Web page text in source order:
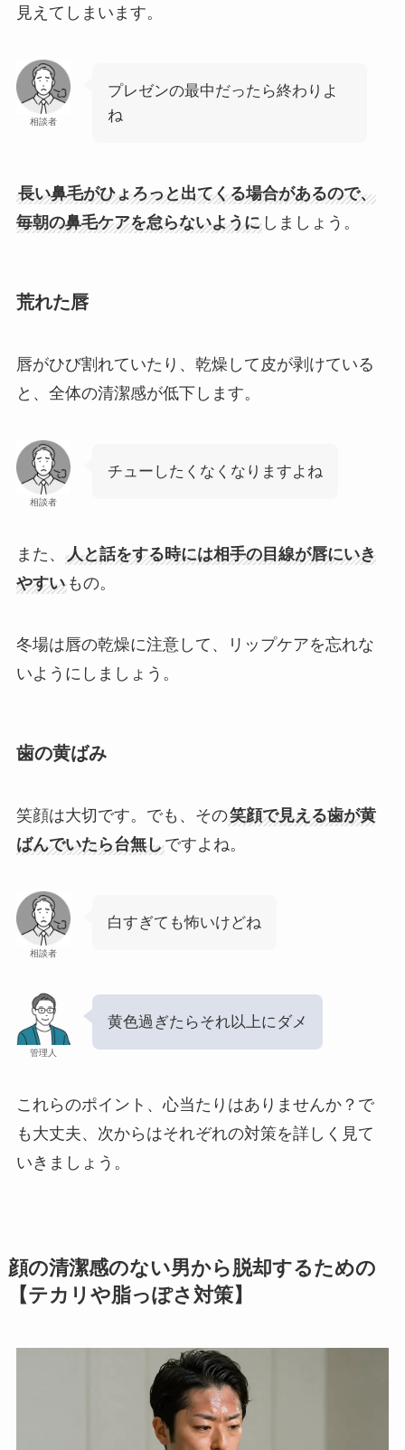
見えてしまいます。
相談者
プレゼンの最中だったら終わりよ
ね
長い鼻毛がひょろっと出てくる場合があるので、
毎朝の鼻毛ケアを怠らないようにしましょう。
荒れた唇
唇がひび割れていたり、乾燥して皮が剥けている
と、全体の清潔感が低下します。
相談者
チューしたくなくなりますよね
また、 人と話をする時には相手の目線が唇にいき
やすいもの。
冬場は唇の乾燥に注意して、リップケアを忘れな
いようにしましょう。
歯の黄ばみ
笑顔は大切です。でも、その笑顔で見える歯が黄
ばんでいたら台無しですよね。
相談者
白すぎても怖いけどね
管理人
黄色過ぎたらそれ以上にダメ
これらのポイント、心当たりはありませんか？で
も大丈夫、次からはそれぞれの対策を詳しく見て
いきましょう。
顔の清潔感のない男から脱却するための
【テカリや脂っぽさ対策】